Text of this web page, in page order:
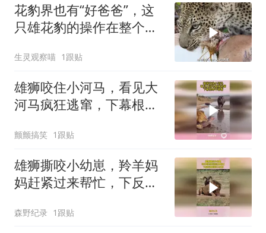
花豹界也有“好爸爸”，这
只雄花豹的操作在整个草
生灵观察喵 1跟贴
雄狮咬住小河马，看见大
河马疯狂逃窜，下幕根本
颤颤搞笑 1跟贴
雄狮撕咬小幼崽，羚羊妈
妈赶紧过来帮忙，下反转
森野纪录 1跟贴